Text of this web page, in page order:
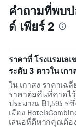
คำถามที่พบบ่
ด์ เพียร์ 2
ราคาที่ โรงแรมเลเ
ระดับ 3 ดาวใน เกา
ใน เกาสง ราคาเฉ
ราคาต่อคืนที่คาดไว้
ประมาณ ฿1,595 ร
เมือง
เสนอที่ดีหากคุณต้อง